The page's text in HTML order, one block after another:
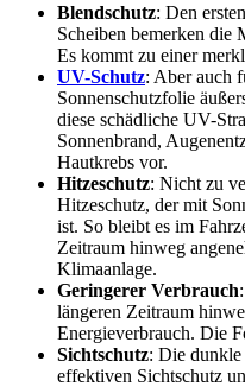
Blendschutz: Den
Scheiben bemerken die
Es kommt zu einer
UV-Schutz: Aber auch
Sonnenschutzfolie
diese schädliche UV-
Sonnenbrand,
Hautkrebs vor.
Hitzeschutz: Nicht zu
Hitzeschutz, der mit
ist. So bleibt es im
Zeitraum hinweg
Klimaanlage.
Geringerer Verbrauch
längeren Zeitraum
Energieverbrauch. Die
Sichtschutz: Die
effektiven Sichtschutz